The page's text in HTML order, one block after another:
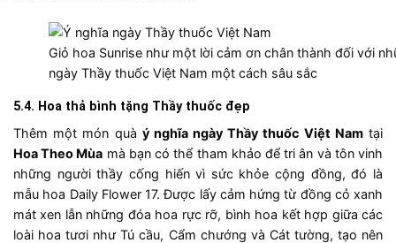
Giỏ hoa Sunrise như một lời cảm ơn chân thành đối với
ngày Thầy thuốc Việt Nam một cách sâu sắc
5.4. Hoa thả bình tặng Thầy thuốc đẹp
Thêm một món quà ý nghĩa ngày Thầy thuốc Việt Namtại
Hoa Theo Mùa mà bạn có thể tham khảo để tri ân và tôn vinh
những người thầy cống hiến vì sức khỏe cộng đồng, đó là
mẫu hoa Daily Flower 17. Được lấy cảm hứng từ đồng cỏ xanh
mát xen lẫn những đóa hoa rực rỡ, bình hoa kết hợp giữa các
loài hoa tươi như Tú cầu, Cẩm chướng và Cát tường, tạo nên